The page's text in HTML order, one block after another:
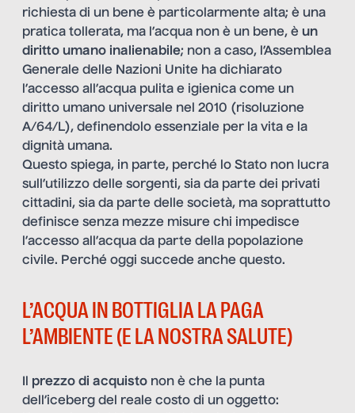
richiesta di un bene è particolarmente alta; è una
pratica tollerata, ma l’acqua non è un bene, è un
diritto umano inalienabile; non a caso, l’Assemblea
Generale delle Nazioni Unite ha dichiarato
l’accesso all’acqua pulita e igienica come un
diritto umano universale nel 2010 (risoluzione
A/64/L), definendolo essenziale per la vita e la
dignità umana.
Questo spiega, in parte, perché lo Stato non lucra
sull’utilizzo delle sorgenti, sia da parte dei privati
cittadini, sia da parte delle società, ma soprattutto
definisce senza mezze misure chi impedisce
l’accesso all’acqua da parte della popolazione
civile. Perché oggi succede anche questo.
L’ACQUA IN BOTTIGLIA LA PAGA
L’AMBIENTE (E LA NOSTRA SALUTE)
Il prezzo di acquisto non è che la punta
dell’iceberg del reale costo di un oggetto: